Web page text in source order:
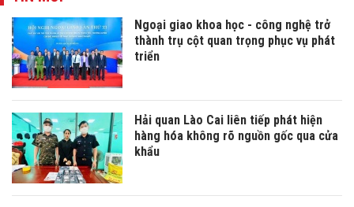
Ngoại giao khoa học - công nghệ trở
thành trụ cột quan trọng phục vụ phát
triển
Hải quan Lào Cai liên tiếp phát hiện
hàng hóa không rõ nguồn gốc qua cửa
khẩu